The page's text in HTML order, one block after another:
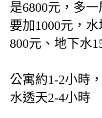
是6800元，多
要加1000元，
800元、地下水
公寓約1-2小時
水透天2-4小時